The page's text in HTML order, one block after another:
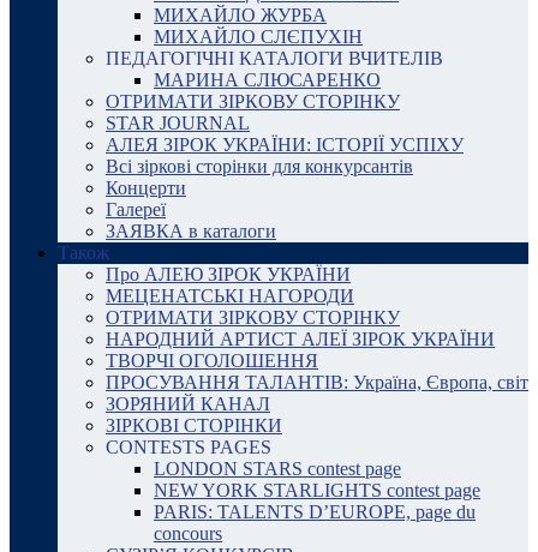
МИХАЙЛО ЖУРБА
МИХАЙЛО СЛЄПУХІН
ПЕДАГОГІЧНІ КАТАЛОГИ ВЧИТЕЛІВ
МАРИНА СЛЮСАРЕНКО
ОТРИМАТИ ЗІРКОВУ СТОРІНКУ
STAR JOURNAL
АЛЕЯ ЗІРОК УКРАЇНИ: ІСТОРІЇ УСПІХУ
Всі зіркові сторінки для конкурсантів
Концерти
Галереї
ЗАЯВКА в каталоги
Також
Про АЛЕЮ ЗІРОК УКРАЇНИ
МЕЦЕНАТСЬКІ НАГОРОДИ
ОТРИМАТИ ЗІРКОВУ СТОРІНКУ
НАРОДНИЙ АРТИСТ АЛЕЇ ЗІРОК УКРАЇНИ
ТВОРЧІ ОГОЛОШЕННЯ
ПРОСУВАННЯ ТАЛАНТІВ: Україна, Європа, світ
ЗОРЯНИЙ КАНАЛ
ЗІРКОВІ СТОРІНКИ
CONTESTS PAGES
LONDON STARS contest page
NEW YORK STARLIGHTS contest page
PARIS: TALENTS D’EUROPE, page du
concours